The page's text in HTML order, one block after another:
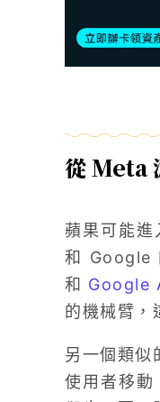
從 Meta
蘋果可能
和 Google
和 Google
的機械臂，
另一個類
使用者移